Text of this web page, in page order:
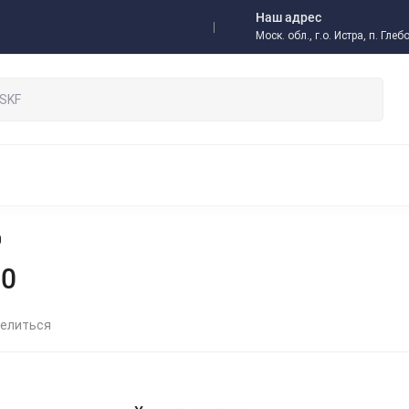
/ Оптовикам
Наш адрес
Моск. обл., г.о. Истра, п.
КОМПЛЕКТУЮЩИЕ
МУФТЫ И ТОРМОЗА
РЕМНИ